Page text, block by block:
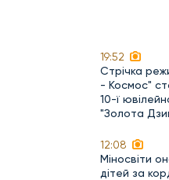
19:52
Стрічка
- Космос"
10-ї
"Золота
12:08
Міносвіти
дітей за